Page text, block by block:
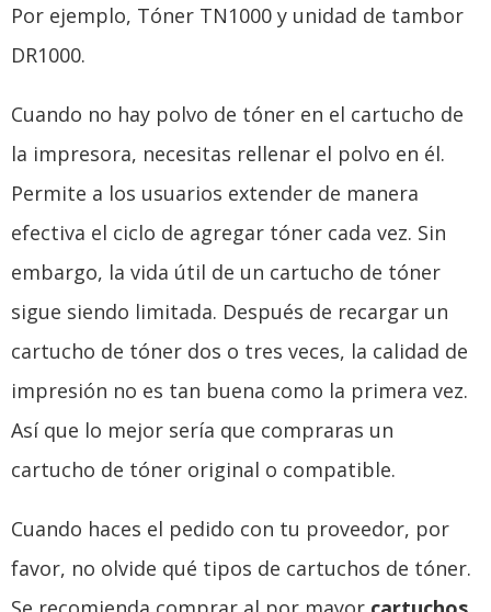
Por ejemplo, Tóner TN1000 y unidad de tambor
DR1000.
Cuando no hay polvo de tóner en el cartucho de
la impresora, necesitas rellenar el polvo en él.
Permite a los usuarios extender de manera
efectiva el ciclo de agregar tóner cada vez. Sin
embargo, la vida útil de un cartucho de tóner
sigue siendo limitada. Después de recargar un
cartucho de tóner dos o tres veces, la calidad de
impresión no es tan buena como la primera vez.
Así que lo mejor sería que compraras un
cartucho de tóner original o compatible.
Cuando haces el pedido con tu proveedor, por
favor, no olvide qué tipos de cartuchos de tóner.